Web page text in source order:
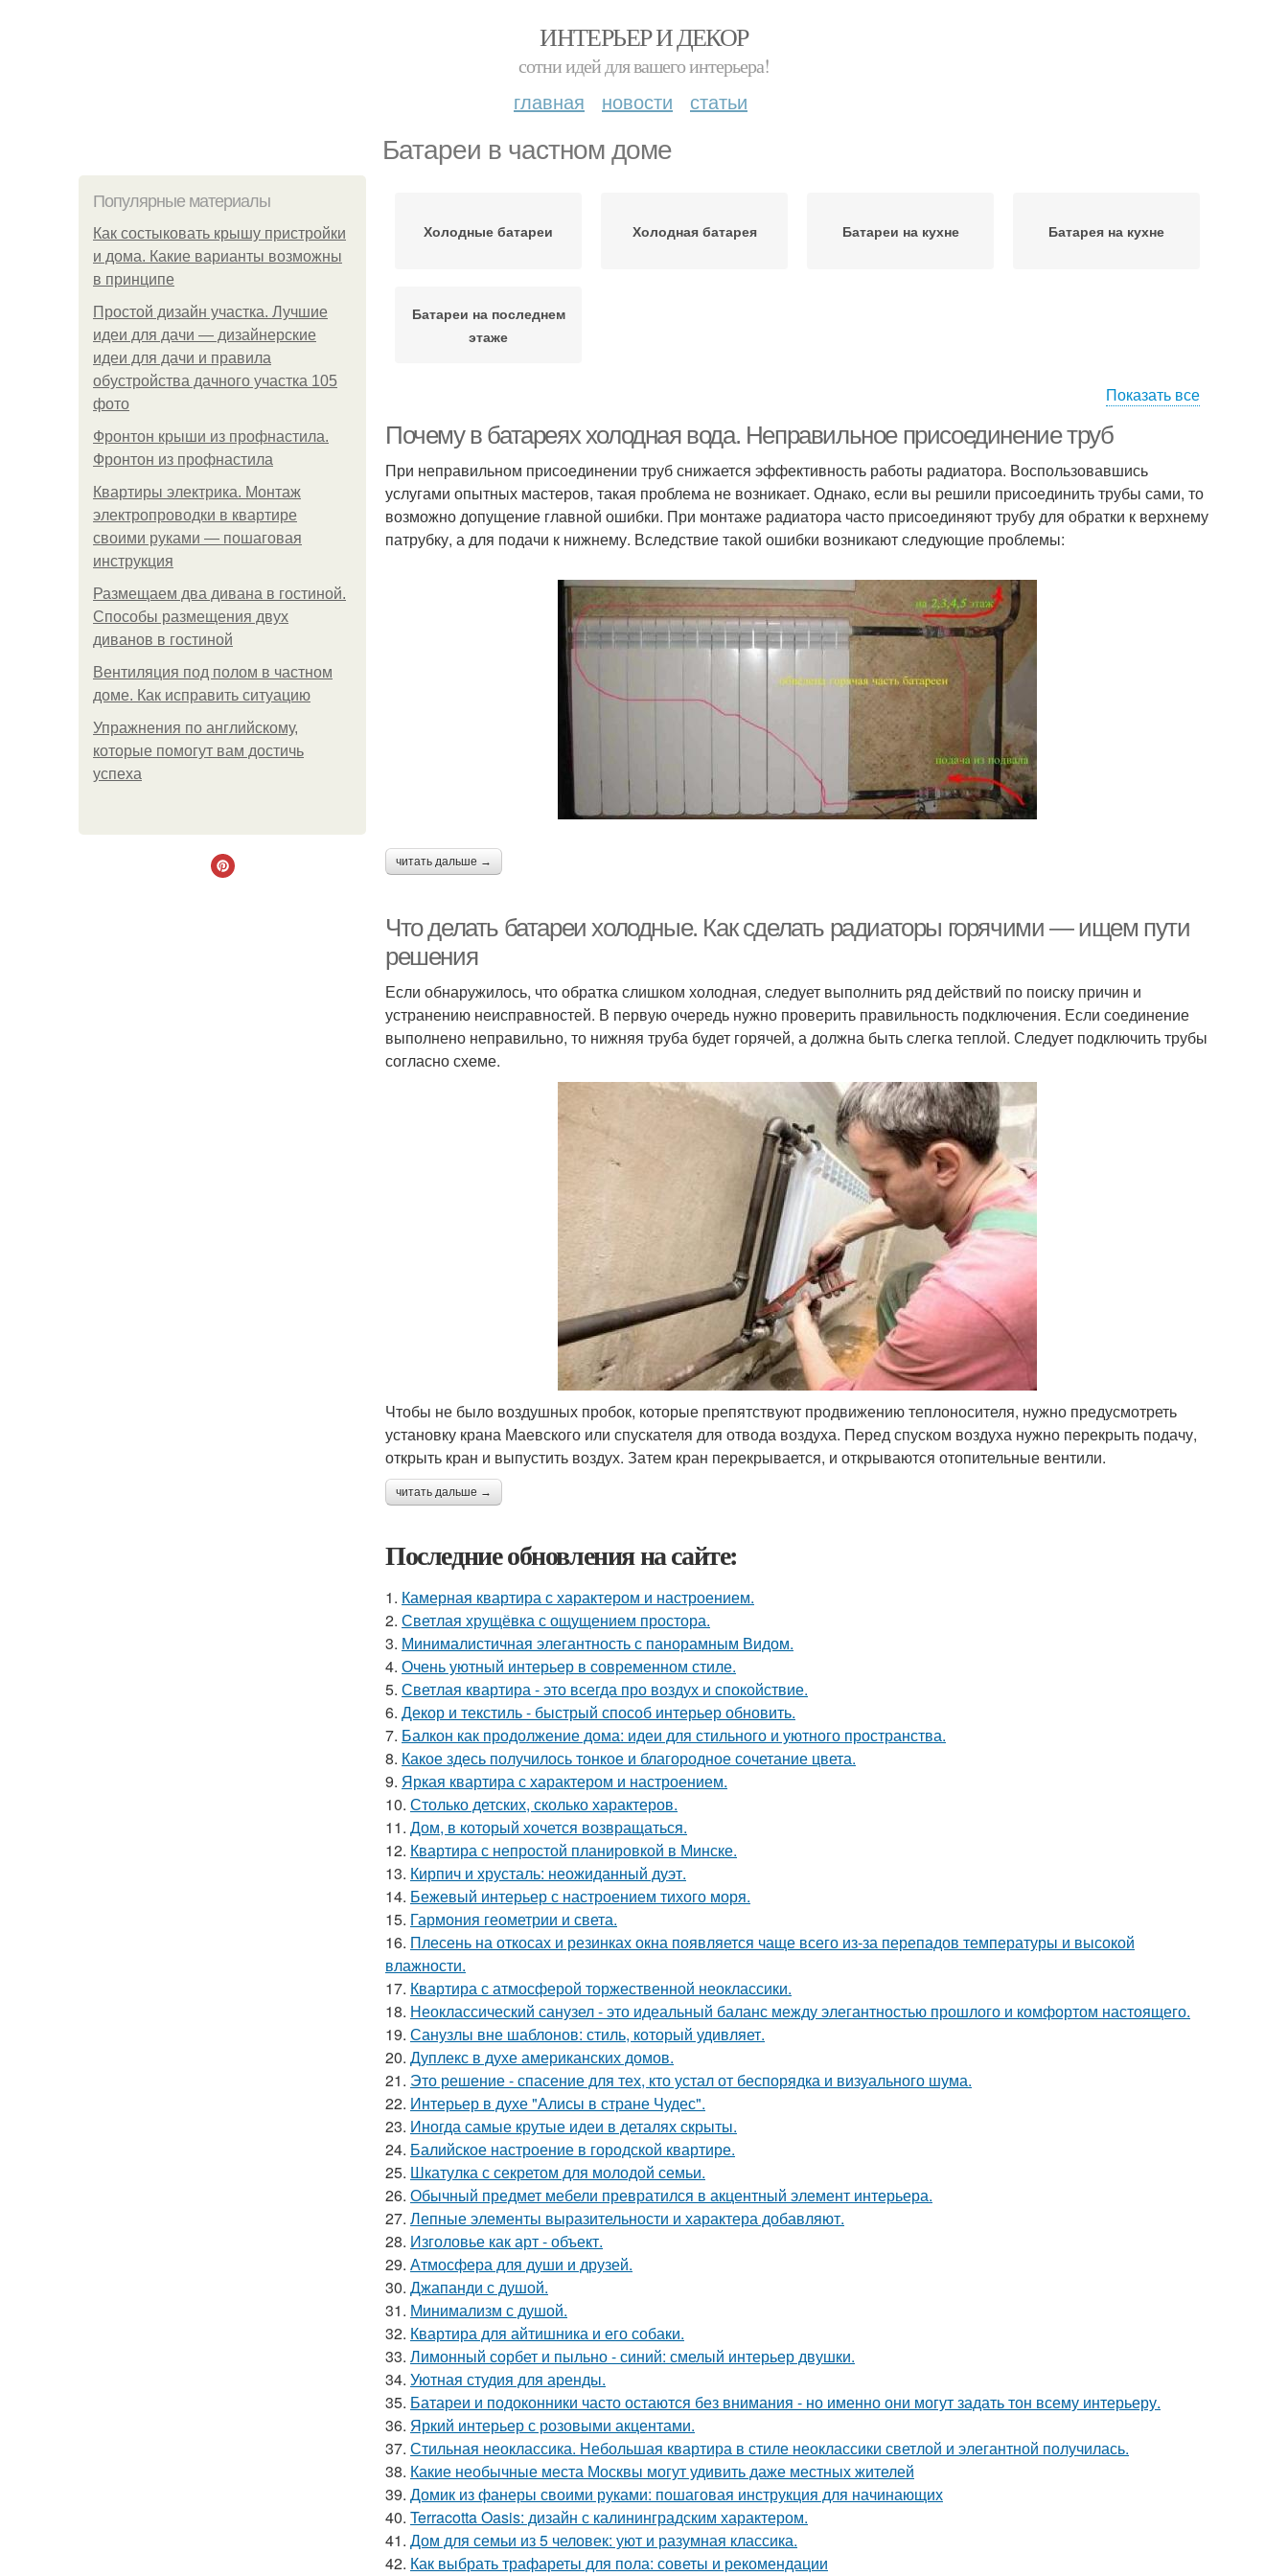
ИНТЕРЬЕР И ДЕКОР
сотни идей для вашего интерьера!
главная новости статьи
Батареи в частном доме
Популярные материалы
Как состыковать крышу пристройки
и дома. Какие варианты возможны
в принципе
Простой дизайн участка. Лучшие
идеи для дачи — дизайнерские
идеи для дачи и правила
обустройства дачного участка 105
фото
Фронтон крыши из профнастила.
Фронтон из профнастила
Квартиры электрика. Монтаж
электропроводки в квартире
своими руками — пошаговая
инструкция
Размещаем два дивана в гостиной.
Способы размещения двух
диванов в гостиной
Вентиляция под полом в частном
доме. Как исправить ситуацию
Упражнения по английскому,
которые помогут вам достичь
успеха
Холодные батареи Холодная батарея Батареи на кухне Батарея на кухне
Батареи на последнем
этаже
Показать все
Почему в батареях холодная вода. Неправильное присоединение труб
При неправильном присоединении труб снижается эффективность работы радиатора. Воспользовавшись
услугами опытных мастеров, такая проблема не возникает. Однако, если вы решили присоединить трубы сами, то
возможно допущение главной ошибки. При монтаже радиатора часто присоединяют трубу для обратки к верхнему
патрубку, а для подачи к нижнему. Вследствие такой ошибки возникают следующие проблемы:
читать дальше →
Что делать батареи холодные. Как сделать радиаторы горячими — ищем пути
решения
Если обнаружилось, что обратка слишком холодная, следует выполнить ряд действий по поиску причин и
устранению неисправностей. В первую очередь нужно проверить правильность подключения. Если соединение
выполнено неправильно, то нижняя труба будет горячей, а должна быть слегка теплой. Следует подключить трубы
согласно схеме.
Чтобы не было воздушных пробок, которые препятствуют продвижению теплоносителя, нужно предусмотреть
установку крана Маевского или спускателя для отвода воздуха. Перед спуском воздуха нужно перекрыть подачу,
открыть кран и выпустить воздух. Затем кран перекрывается, и открываются отопительные вентили.
читать дальше →
Последние обновления на сайте:
1. Камерная квартира с характером и настроением.
2. Светлая хрущёвка с ощущением простора.
3. Минималистичная элегантность с панорамным Видом.
4. Очень уютный интерьер в современном стиле.
5. Светлая квартира - это всегда про воздух и спокойствие.
6. Декор и текстиль - быстрый способ интерьер обновить.
7. Балкон как продолжение дома: идеи для стильного и уютного пространства.
8. Какое здесь получилось тонкое и благородное сочетание цвета.
9. Яркая квартира с характером и настроением.
10. Столько детских, сколько характеров.
11. Дом, в который хочется возвращаться.
12. Квартира с непростой планировкой в Минске.
13. Кирпич и хрусталь: неожиданный дуэт.
14. Бежевый интерьер с настроением тихого моря.
15. Гармония геометрии и света.
16. Плесень на откосах и резинках окна появляется чаще всего из-за перепадов температуры и высокой
влажности.
17. Квартира с атмосферой торжественной неоклассики.
18. Неоклассический санузел - это идеальный баланс между элегантностью прошлого и комфортом настоящего.
19. Санузлы вне шаблонов: стиль, который удивляет.
20. Дуплекс в духе американских домов.
21. Это решение - спасение для тех, кто устал от беспорядка и визуального шума.
22. Интерьер в духе "Алисы в стране Чудес".
23. Иногда самые крутые идеи в деталях скрыты.
24. Балийское настроение в городской квартире.
25. Шкатулка с секретом для молодой семьи.
26. Обычный предмет мебели превратился в акцентный элемент интерьера.
27. Лепные элементы выразительности и характера добавляют.
28. Изголовье как арт - объект.
29. Атмосфера для души и друзей.
30. Джапанди с душой.
31. Минимализм с душой.
32. Квартира для айтишника и его собаки.
33. Лимонный сорбет и пыльно - синий: смелый интерьер двушки.
34. Уютная студия для аренды.
35. Батареи и подоконники часто остаются без внимания - но именно они могут задать тон всему интерьеру.
36. Яркий интерьер с розовыми акцентами.
37. Стильная неоклассика. Небольшая квартира в стиле неоклассики светлой и элегантной получилась.
38. Какие необычные места Москвы могут удивить даже местных жителей
39. Домик из фанеры своими руками: пошаговая инструкция для начинающих
40. Terracotta Oasis: дизайн с калининградским характером.
41. Дом для семьи из 5 человек: уют и разумная классика.
42. Как выбрать трафареты для пола: советы и рекомендации